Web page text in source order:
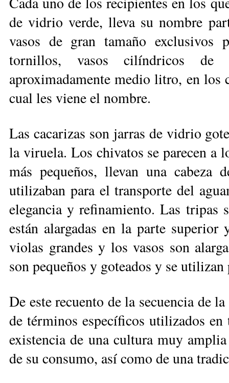
de vidrio verde, lleva su nombre
vasos de gran tamaño exclusivos
tornillos, vasos cilíndricos de
aproximadamente medio litro, en
cual les viene el nombre.
Las cacarizas son jarras de vidrio
la viruela. Los chivatos se parecen a
más pequeños, llevan una
utilizaban para el transporte del
elegancia y refinamiento. Las tripas
están alargadas en la parte
violas grandes y los vasos son
son pequeños y goteados y se
De este recuento de la secuencia de
de términos específicos utilizados
existencia de una cultura muy
de su consumo, así como de una